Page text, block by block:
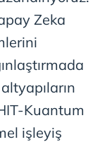
Zeka
Kuantum
işleyiş